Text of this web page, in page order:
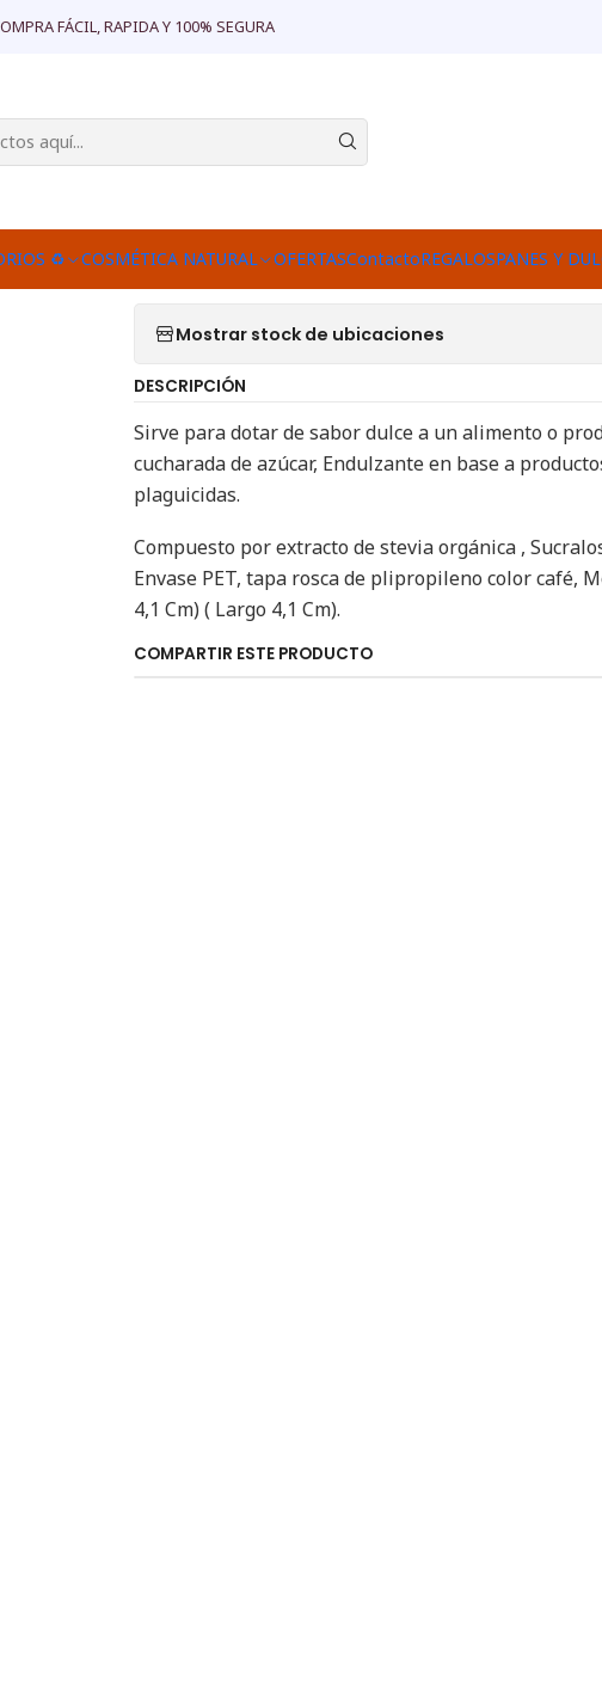
♻ COSMÉTICA NATURAL OFERTASContactoREGALOSPANES Y
FÁCIL, RAPIDA Y 100% SEGURA
Endulzantes DAILY STEVIA
DAILY STEVIA
Agregar a la lista de favoritos
Mostrar stock de ubicaciones
DESCRIPCIÓN
Sirve para dotar de sabor dulce a un alimento o
cucharada de azúcar, Endulzante en base a
plaguicidas.
Compuesto por extracto de stevia orgánica ,
Envase PET, tapa rosca de plipropileno color café,
4,1 Cm) ( Largo 4,1 Cm).
COMPARTIR ESTE PRODUCTO